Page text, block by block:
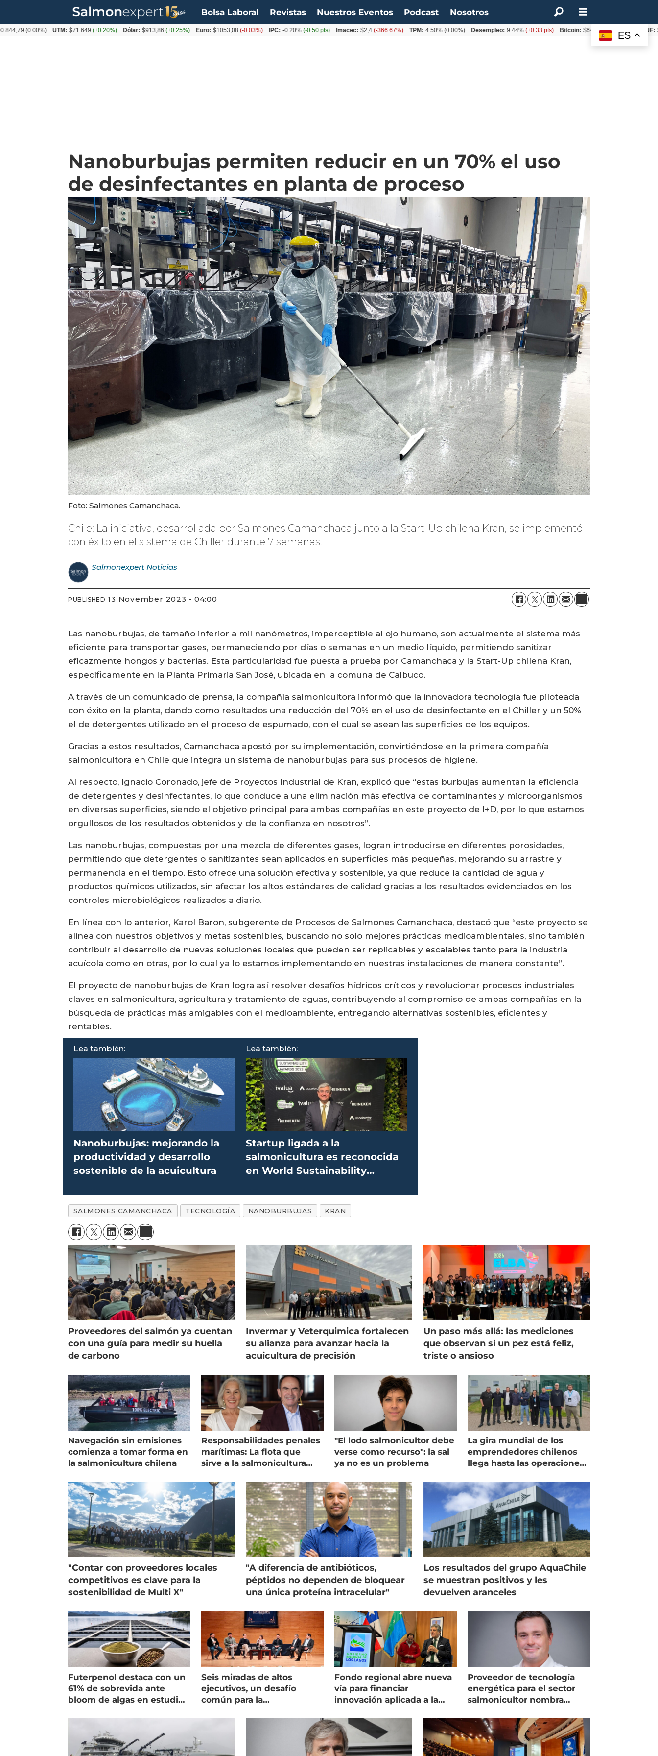
Bolsa Laboral Revistas Nuestros Eventos Podcast Nosotros
Nanoburbujas permiten reducir en un 70% el uso
de desinfectantes en planta de proceso
Foto: Salmones Camanchaca.
Chile: La iniciativa, desarrollada por Salmones Camanchaca junto a la Start-Up chilena Kran, se implementó
con éxito en el sistema de Chiller durante 7 semanas.
Salmonexpert Noticias
PUBLISHED 13 November 2023 - 04:00
Las nanoburbujas, de tamaño inferior a mil nanómetros, imperceptible al ojo humano, son actualmente el sistema más
eficiente para transportar gases, permaneciendo por días o semanas en un medio líquido, permitiendo sanitizar
eficazmente hongos y bacterias. Esta particularidad fue puesta a prueba por Camanchaca y la Start-Up chilena Kran,
específicamente en la Planta Primaria San José, ubicada en la comuna de Calbuco.
A través de un comunicado de prensa, la compañía salmonicultora informó que la innovadora tecnología fue piloteada
con éxito en la planta, dando como resultados una reducción del 70% en el uso de desinfectante en el Chiller y un 50%
el de detergentes utilizado en el proceso de espumado, con el cual se asean las superficies de los equipos.
Gracias a estos resultados, Camanchaca apostó por su implementación, convirtiéndose en la primera compañía
salmonicultora en Chile que integra un sistema de nanoburbujas para sus procesos de higiene.
Al respecto, Ignacio Coronado, jefe de Proyectos Industrial de Kran, explicó que “estas burbujas aumentan la eficiencia
de detergentes y desinfectantes, lo que conduce a una eliminación más efectiva de contaminantes y microorganismos
en diversas superficies, siendo el objetivo principal para ambas compañías en este proyecto de I+D, por lo que estamos
orgullosos de los resultados obtenidos y de la confianza en nosotros”.
Las nanoburbujas, compuestas por una mezcla de diferentes gases, logran introducirse en diferentes porosidades,
permitiendo que detergentes o sanitizantes sean aplicados en superficies más pequeñas, mejorando su arrastre y
permanencia en el tiempo. Esto ofrece una solución efectiva y sostenible, ya que reduce la cantidad de agua y
productos químicos utilizados, sin afectar los altos estándares de calidad gracias a los resultados evidenciados en los
controles microbiológicos realizados a diario.
En línea con lo anterior, Karol Baron, subgerente de Procesos de Salmones Camanchaca, destacó que “este proyecto se
alinea con nuestros objetivos y metas sostenibles, buscando no solo mejores prácticas medioambientales, sino también
contribuir al desarrollo de nuevas soluciones locales que pueden ser replicables y escalables tanto para la industria
acuícola como en otras, por lo cual ya lo estamos implementando en nuestras instalaciones de manera constante”.
El proyecto de nanoburbujas de Kran logra así resolver desafíos hídricos críticos y revolucionar procesos industriales
claves en salmonicultura, agricultura y tratamiento de aguas, contribuyendo al compromiso de ambas compañías en la
búsqueda de prácticas más amigables con el medioambiente, entregando alternativas sostenibles, eficientes y
rentables.
Lea también:
Nanoburbujas: mejorando la
productividad y desarrollo
sostenible de la acuicultura
Lea también:
Startup ligada a la
salmonicultura es reconocida
en World Sustainability
SALMONES CAMANCHACA TECNOLOGÍA NANOBURBUJAS KRAN
Proveedores del salmón ya cuentan
con una guía para medir su huella
de carbono
Invermar y Veterquimica fortalecen
su alianza para avanzar hacia la
acuicultura de precisión
Un paso más allá: las mediciones
que observan si un pez está feliz,
triste o ansioso
Navegación sin emisiones
comienza a tomar forma en
la salmonicultura chilena
Responsabilidades penales
marítimas: La flota que
sirve a la salmonicultura
"El lodo salmonicultor debe
verse como recurso": la sal
ya no es un problema
La gira mundial de los
emprendedores chilenos
llega hasta las operaciones
"Contar con proveedores locales
competitivos es clave para la
sostenibilidad de Multi X"
"A diferencia de antibióticos,
péptidos no dependen de bloquear
una única proteína intracelular"
Los resultados del grupo AquaChile
se muestran positivos y les
devuelven aranceles
Futerpenol destaca con un
61% de sobrevida ante
bloom de algas en estudio
Seis miradas de altos
ejecutivos, un desafío
común para la
Fondo regional abre nueva
vía para financiar
innovación aplicada a la
Proveedor de tecnología
energética para el sector
salmonicultor nombra
ES
(0.00%) UTM: $71.649(+0.20%) Dólar: $913,86(+0.25%) Euro: $1053,08(-0.03%) IPC: -0.20% (-0.50 pts) Imacec: $2,4(-366.67%) TPM: 4.50%(0.00%) Desempleo: 9.44%(+0.33 pts) Bitcoin: $64.600,08 (+2.93%)